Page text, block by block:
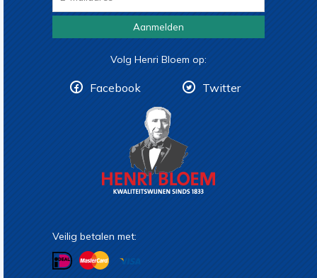
Aanmelden
Volg Henri Bloem op:
Facebook Twitter
Veilig betalen met: